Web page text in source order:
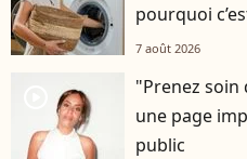
pourquoi
7 août 2026
"Prenez soin
une page
public